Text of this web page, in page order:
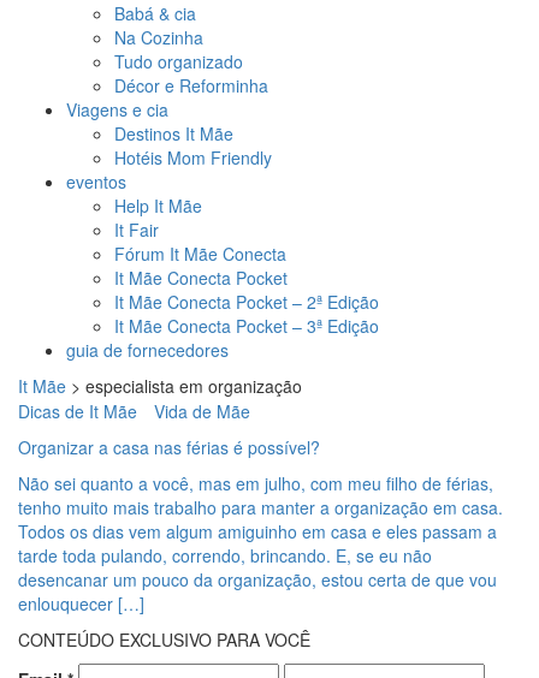
Babá & cia
Na Cozinha
Tudo organizado
Décor e Reforminha
Viagens e cia
Destinos It Mãe
Hotéis Mom Friendly
eventos
Help It Mãe
It Fair
Fórum It Mãe Conecta
It Mãe Conecta Pocket
It Mãe Conecta Pocket – 2ª Edição
It Mãe Conecta Pocket – 3ª Edição
guia de fornecedores
It Mãe > especialista em organização
Dicas de It Mãe
Vida de Mãe
Organizar a casa nas férias é possível?
Não sei quanto a você, mas em julho, com meu filho de férias,
tenho muito mais trabalho para manter a organização em casa.
Todos os dias vem algum amiguinho em casa e eles passam a
tarde toda pulando, correndo, brincando. E, se eu não
desencanar um pouco da organização, estou certa de que vou
enlouquecer […]
CONTEÚDO EXCLUSIVO PARA VOCÊ